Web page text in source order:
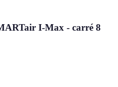
I-Max - carré 8